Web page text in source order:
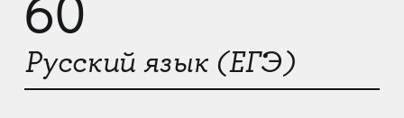
60
Русский язык (ЕГЭ)